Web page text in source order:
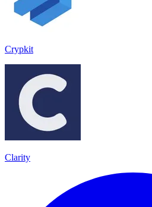
Crypkit
Clarity